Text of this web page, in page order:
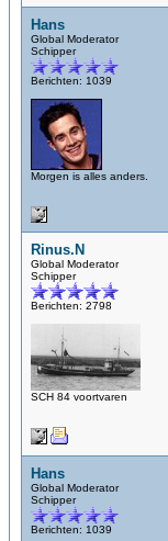
Hans
Global Moderator
Schipper
Berichten: 1039
Morgen is alles anders.
Rinus.N
Global Moderator
Schipper
Berichten: 2798
SCH 84 voortvaren
Hans
Global Moderator
Schipper
Berichten: 1039